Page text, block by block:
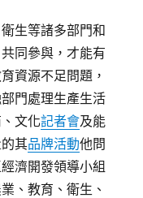
生等諸多部門和
同參與，才能有
資源不足問題，
門處理生產生活
文化記者會及能
其品牌活動他問
濟開發領導小組
、教育、衛生、